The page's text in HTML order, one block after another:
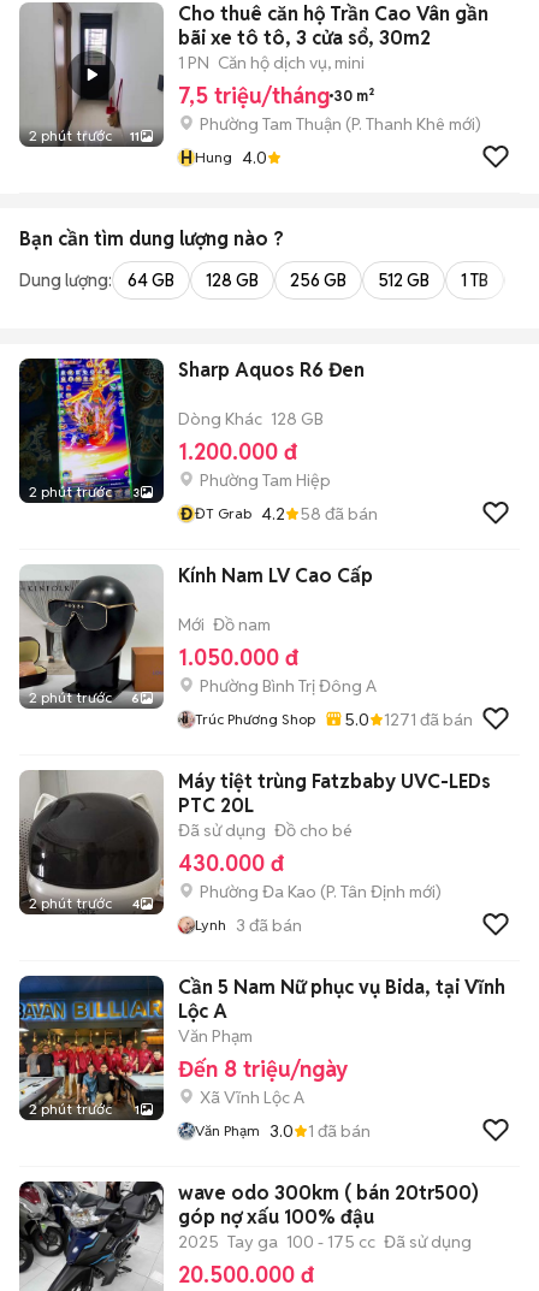
2 phút trước 11
Cho thuê căn hộ Trần Cao Vân gần
bãi xe tô tô, 3 cửa sổ, 30m2
1 PN Căn hộ dịch vụ, mini
7,5 triệu/tháng 30 m²
Phường Tam Thuận (P. Thanh Khê mới)
HHung 4.0
Bạn cần tìm dung lượng nào ?
Dung lượng: 64 GB 128 GB 256 GB 512 GB 1 TB
2 phút trước 3
Sharp Aquos R6 Đen
Dòng Khác 128 GB
1.200.000 đ
Phường Tam Hiệp
ĐĐT Grab 4.2 58 đã bán
2 phút trước 6
Kính Nam LV Cao Cấp
Mới Đồ nam
1.050.000 đ
Phường Bình Trị Đông A
Trúc Phương Shop 5.0 1271 đã bán
2 phút trước 4
Máy tiệt trùng Fatzbaby UVC-LEDs
PTC 20L
Đã sử dụng Đồ cho bé
430.000 đ
Phường Đa Kao (P. Tân Định mới)
Lynh 3 đã bán
2 phút trước 1
Cần 5 Nam Nữ phục vụ Bida, tại Vĩnh
Lộc A
Văn Phạm
Đến 8 triệu/ngày
Xã Vĩnh Lộc A
Văn Phạm 3.0 1 đã bán
wave odo 300km ( bán 20tr500)
góp nợ xấu 100% đậu
2025 Tay ga 100 - 175 cc Đã sử dụng
20.500.000 đ